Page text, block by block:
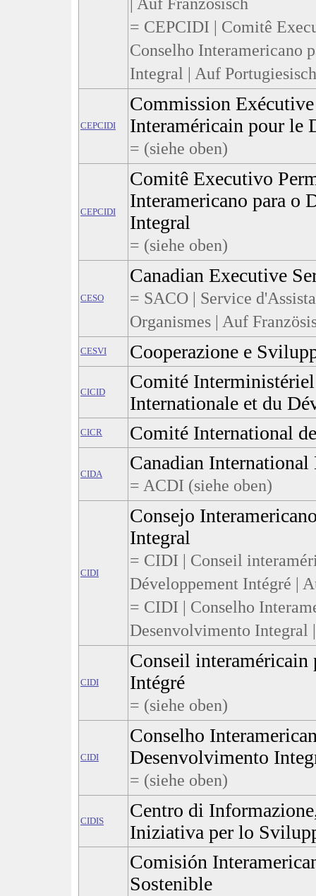
= CEPCIDI | Comitê
Conselho Interamericano
Integral | Auf Portugiesisch
CEPCIDI
Commission
Interaméricain pour le
= (siehe oben)
CEPCIDI
Comitê Executivo
Interamericano para o
Integral
= (siehe oben)
CESO
Canadian Executive
= SACO | Service
Organismes | Auf
CESVI Cooperazione e
CICID
Comité
Internationale et du
CICR Comité International
CIDA
Canadian
= ACDI (siehe oben)
CIDI
Consejo
Integral
= CIDI | Conseil
Développement Intégré |
= CIDI | Conselho
Desenvolvimento Integral
CIDI
Conseil interaméricain
Intégré
= (siehe oben)
CIDI
Conselho
Desenvolvimento
= (siehe oben)
CIDIS
Centro di
Iniziativa per lo
Comisión
Sostenible